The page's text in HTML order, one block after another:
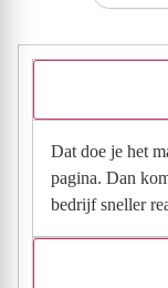
Dat doe je het
pagina. Dan
bedrijf sneller